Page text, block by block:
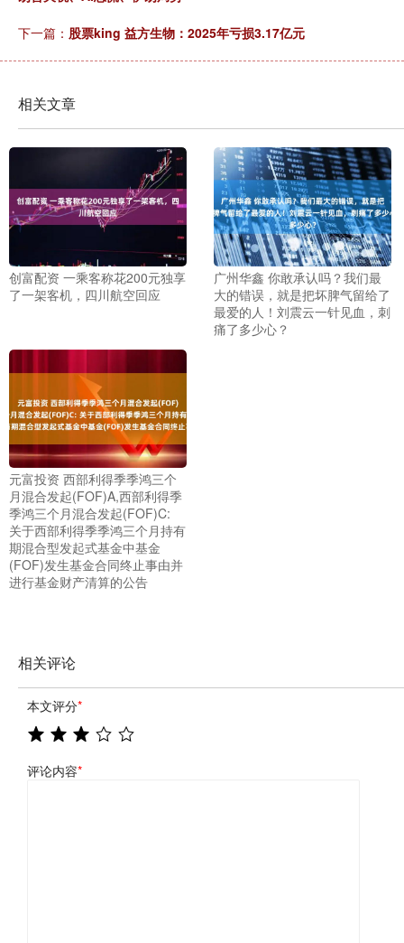
下一篇： 股票king 益方生物：2025年亏损3.17亿元
相关文章
创富配资 一乘客称花200元独享
了一架客机，四川航空回应
广州华鑫 你敢承认吗？我们最
大的错误，就是把坏脾气留给了
最爱的人！刘震云一针见血，刺
痛了多少心？
元富投资 西部利得季季鸿三个
月混合发起(FOF)A,西部利得季
季鸿三个月混合发起(FOF)C:
关于西部利得季季鸿三个月持有
期混合型发起式基金中基金
(FOF)发生基金合同终止事由并
进行基金财产清算的公告
相关评论
本文评分*
评论内容*